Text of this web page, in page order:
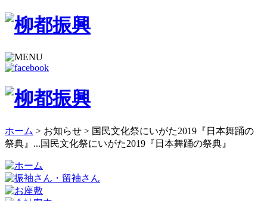
ホーム > お知らせ > 国民文化祭にいがた2019『日本舞踊の
祭典』...国民文化祭にいがた2019『日本舞踊の祭典』